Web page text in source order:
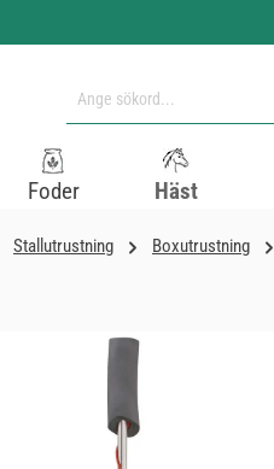
Foder Häst
Stallutrustning Boxutrustning